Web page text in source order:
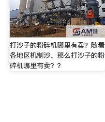
打沙子的粉碎机哪里有卖？随着
各地区机制沙。那么打沙子的粉
碎机哪里有卖？？